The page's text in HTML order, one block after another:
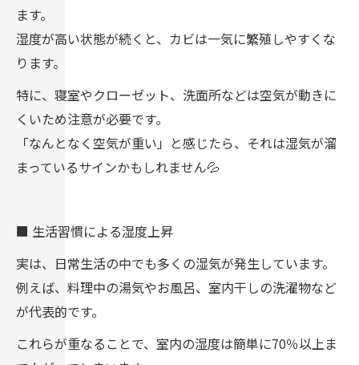
ます。
湿度が高い状態が続くと、カビは一気に繁殖しやすくな
ります。
特に、寝室やクローゼット、洗面所などは空気が動きに
くいため注意が必要です。
「なんとなく空気が重い」と感じたら、それは湿気が溜
まっているサインかもしれません💦
■ 生活習慣による湿度上昇
実は、日常生活の中でも多くの湿気が発生しています。
例えば、料理中の湯気やお風呂、室内干しの洗濯物など
が代表的です。
これらが重なることで、室内の湿度は簡単に70％以上ま